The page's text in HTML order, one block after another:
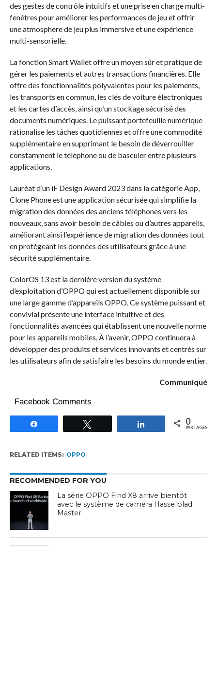
des gestes de contrôle intuitifs et une prise en charge multi-
fenêtres pour améliorer les performances de jeu et offrir
une atmosphère de jeu plus immersive et une expérience
multi-sensorielle.
La fonction Smart Wallet offre un moyen sûr et pratique de
gérer les paiements et autres transactions financières. Elle
offre des fonctionnalités polyvalentes pour les paiements,
les transports en commun, les clés de voiture électroniques
et les cartes d’accès, ainsi qu’un stockage sécurisé des
documents numériques. Le puissant portefeuille numérique
rationalise les tâches quotidiennes et offre une commodité
supplémentaire en supprimant le besoin de déverrouiller
constamment le téléphone ou de basculer entre plusieurs
applications.
Lauréat d’un iF Design Award 2023 dans la catégorie App,
Clone Phone est une application sécurisée qui simplifie la
migration des données des anciens téléphones vers les
nouveaux, sans avoir besoin de câbles ou d’autres appareils,
améliorant ainsi l’expérience de migration des données tout
en protégeant les données des utilisateurs grâce à une
sécurité supplémentaire.
ColorOS 13 est la dernière version du système
d’exploitation d’OPPO qui est actuellement disponible sur
une large gamme d’appareils OPPO. Ce système puissant et
convivial présente une interface intuitive et des
fonctionnalités avancées qui établissent une nouvelle norme
pour les appareils mobiles. À l’avenir, OPPO continuera à
développer des produits et services innovants et centrés sur
les utilisateurs afin de satisfaire les besoins du monde entier.
Communiqué
Facebook Comments
Partagez 0
PARTAGES
RELATED ITEMS: OPPO
RECOMMENDED FOR YOU
La série OPPO Find X8 arrive bientôt
avec le système de caméra Hasselblad
Master